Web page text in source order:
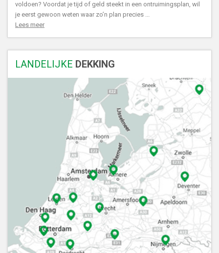
voldoen? Voordat je tijd of geld steekt in een ontruimingsplan, wil
je eerst gewoon weten waar zo’n plan precies ...
Lees meer
LANDELIJKE DEKKING